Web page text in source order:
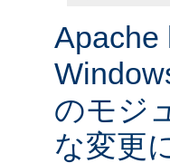
Apache
のモジ
な変更